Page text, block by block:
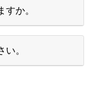
か。
。